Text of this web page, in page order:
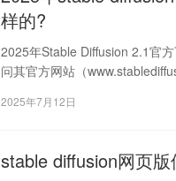
样的?
2025年Stable Diffusion 2.1官
问其官方网站（
2025年7月12日
stable diffusion网页